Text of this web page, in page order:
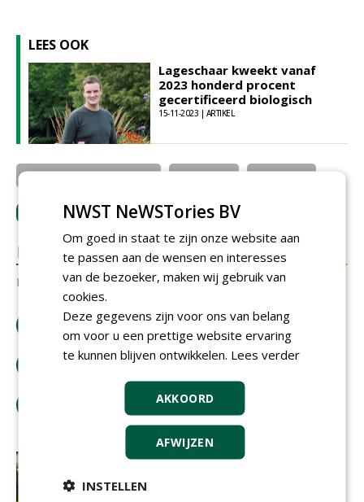
LEES OOK
Lageschaar kweekt vanaf
2023 honderd procent
gecertificeerd biologisch
15-11-2023 | ARTIKEL
Lageschaar vaste planten NTP Groep idverde NL
LOGIN met je e-mailadres om te reageren.
REACTIES
Er zijn nog geen reacties.
download artikel
bestel tijdschrift
NWST NeWSTories BV
Om goed in staat te zijn onze website aan
te passen aan de wensen en interesses
van de bezoeker, maken wij gebruik van
cookies.
Deze gegevens zijn voor ons van belang
om voor u een prettige website ervaring
te kunnen blijven ontwikkelen. Lees verder
AKKOORD
AFWIJZEN
INSTELLEN